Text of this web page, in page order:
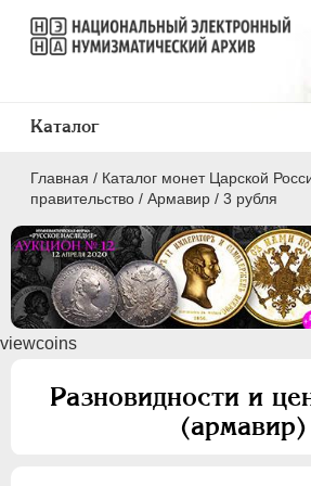
Главная / Каталог монет Царской
правительство / Армавир / 3 рубля
viewcoins
Разновидности и
(армавир)
Каталог
ПEТР I 1699 - 1725
ЕКАТЕРИНА I
АННА ИОАННОВНА 1730-1740
ИОАНН АНТОНОВИЧ 1740-1741